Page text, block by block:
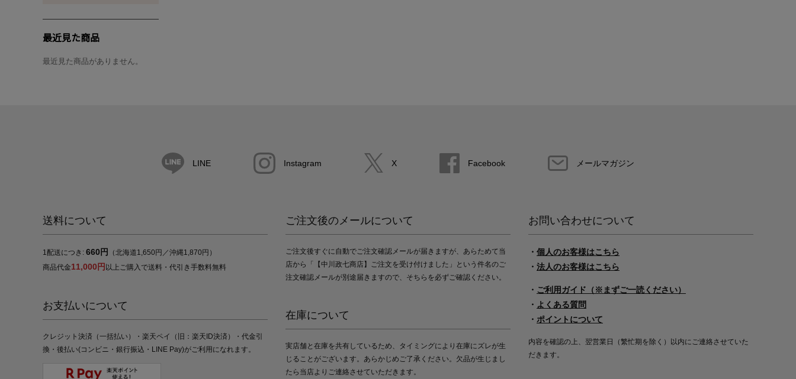
最近見た商品
最近見た商品がありません。
LINE Instagram X Facebook メールマガジン
送料について
1配送につき: 660円
（北海道1,650円／沖縄1,870円）
商品代金11,000円 以上ご購入で送料・代引き手数料無料
お支払いについて
クレジット決済（一括払い）・楽天ペイ（旧：楽天ID決済）・代金引
換・後払い(コンビニ・銀行振込・LINE Pay)がご利用になれます。
ご注文後のメールについて
ご注文後すぐに自動でご注文確認メールが届きますが、あらためて当
店から「【中川政七商店】ご注文を受け付けました」という件名のご
注文確認メールが別途届きますので、そちらを必ずご確認ください。
在庫について
実店舗と在庫を共有しているため、タイミングにより在庫にズレが生
じることがございます。あらかじめご了承ください。欠品が生じまし
たら当店よりご連絡させていただきます。
お問い合わせについて
・ 個人のお客様はこちら
・ 法人のお客様はこちら
・ ご利用ガイド（※まずご一読ください）
・ よくある質問
・ ポイントについて
内容を確認の上、翌営業日（繁忙期を除く）以内にご連絡させていた
だきます。